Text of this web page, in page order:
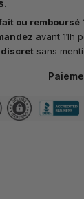
ou remboursé
avant 11h
discret sans